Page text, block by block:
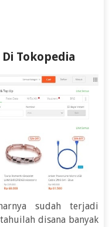
Tokopedia
sudah terjadi
disana banyak